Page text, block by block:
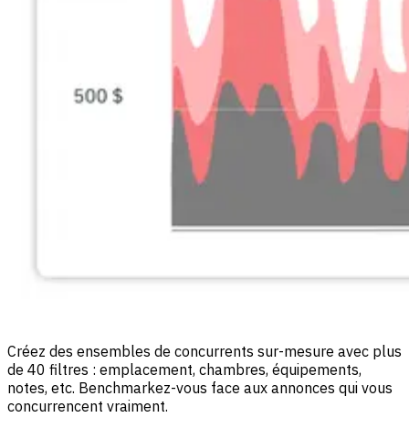
Créez des ensembles de concurrents sur-mesure avec plus
de 40 filtres : emplacement, chambres, équipements,
notes, etc. Benchmarkez-vous face aux annonces qui vous
concurrencent vraiment.